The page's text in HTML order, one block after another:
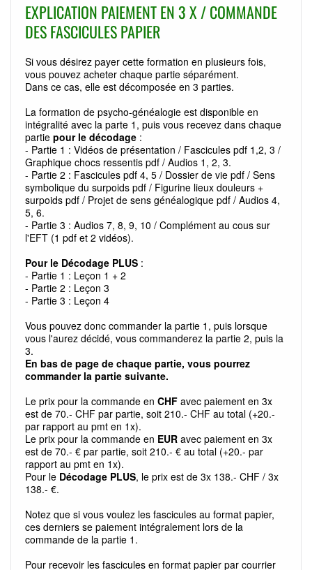
EXPLICATION PAIEMENT EN 3 X / COMMANDE
DES FASCICULES PAPIER
Si vous désirez payer cette formation en plusieurs fois,
vous pouvez acheter chaque partie séparément.
Dans ce cas, elle est décomposée en 3 parties.
La formation de psycho-généalogie est disponible en
intégralité avec la parte 1, puis vous recevez dans chaque
partie pour le décodage :
- Partie 1 : Vidéos de présentation / Fascicules pdf 1,2, 3 /
Graphique chocs ressentis pdf / Audios 1, 2, 3.
- Partie 2 : Fascicules pdf 4, 5 / Dossier de vie pdf / Sens
symbolique du surpoids pdf / Figurine lieux douleurs +
surpoids pdf / Projet de sens généalogique pdf / Audios 4,
5, 6.
- Partie 3 : Audios 7, 8, 9, 10 / Complément au cous sur
l'EFT (1 pdf et 2 vidéos).
Pour le Décodage PLUS :
- Partie 1 : Leçon 1 + 2
- Partie 2 : Leçon 3
- Partie 3 : Leçon 4
Vous pouvez donc commander la partie 1, puis lorsque
vous l'aurez décidé, vous commanderez la partie 2, puis la
3.
En bas de page de chaque partie, vous pourrez
commander la partie suivante.
Le prix pour la commande en CHF avec paiement en 3x
est de 70.- CHF par partie, soit 210.- CHF au total (+20.-
par rapport au pmt en 1x).
Le prix pour la commande en EUR avec paiement en 3x
est de 70.- € par partie, soit 210.- € au total (+20.- par
rapport au pmt en 1x).
Pour le Décodage PLUS, le prix est de 3x 138.- CHF / 3x
138.- €.
Notez que si vous voulez les fascicules au format papier,
ces derniers se paiement intégralement lors de la
commande de la partie 1.
Pour recevoir les fascicules en format papier par courrier